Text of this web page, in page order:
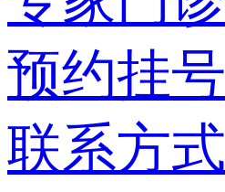
预约挂号
联系方式